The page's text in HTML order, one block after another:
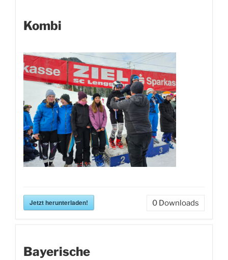
Kombi
Jetzt herunterladen! 0 Downloads
Bayerische